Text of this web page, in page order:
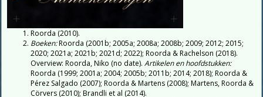
Roorda (2010).
Boeken:Roorda (2001b; 2005a; 2008a; 2008b; 2009; 2012; 2015;
2020; 2021a; 2021b; 2021d; 2022); Roorda & Rachelson (2018).
Overview: Roorda, Niko (no date). Artikelen en hoofdstukken:
Roorda (1999; 2001a; 2004; 2005b; 2011b; 2014; 2018); Roorda &
Pérez Salgado (2007); Roorda & Martens (2008); Martens, Roorda &
Cörvers (2010); Brandli et al (2014).